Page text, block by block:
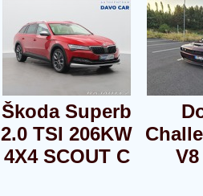
Škoda Superb
2.0 TSI 206KW
4X4 SCOUT C